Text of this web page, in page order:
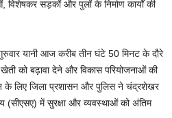
सड़कों और पुलों के निर्माण कार्यों की
यानी आज करीब तीन घंटे 50 मिनट के दौरे
को बढ़ावा देने और विकास परियोजनाओं की
के लिए जिला प्रशासन और पुलिस ने चंद्रशेखर
(सीएसए) में सुरक्षा और व्यवस्थाओं को अंतिम